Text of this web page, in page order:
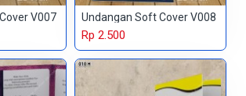
V007 Undangan Soft Cover V008
Rp 2.500